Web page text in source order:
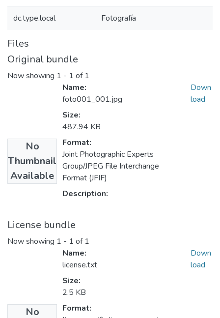
dc.type.local Fotografía
Files
Original bundle
Now showing 1 - 1 of 1
No
Thumbnail
Available
Name:
foto001_001.jpg
Size:
487.94 KB
Format:
Joint Photographic Experts
Group/JPEG File Interchange
Format (JFIF)
Description:
Down
load
License bundle
Now showing 1 - 1 of 1
No
Name:
license.txt
Size:
2.5 KB
Format:
Down
load